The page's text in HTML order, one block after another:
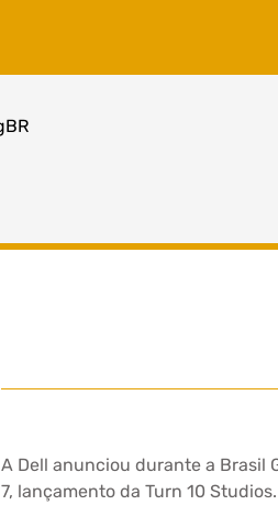
A Dell anunciou durante a Brasil
7, lançamento da Turn 10 Studios.